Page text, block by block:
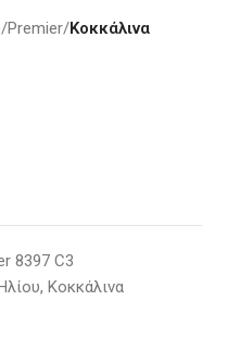
Premier Κοκκάλινα
8397 C3
, Κοκκάλινα